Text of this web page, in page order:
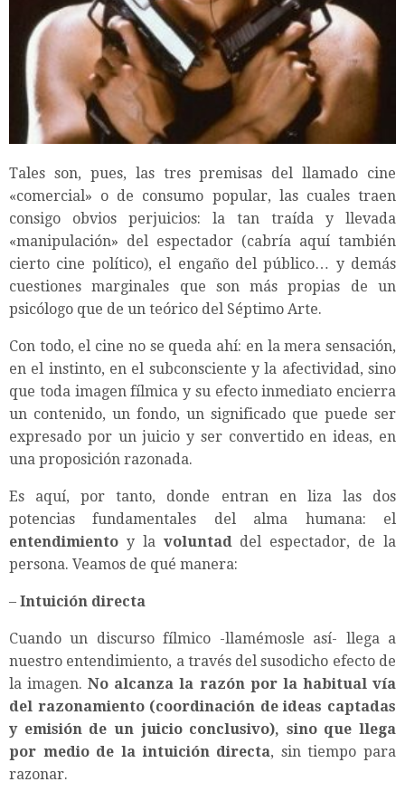
Tales son, pues, las tres premisas del llamado cine
«comercial» o de consumo popular, las cuales traen
consigo obvios perjuicios: la tan traída y llevada
«manipulación» del espectador (cabría aquí también
cierto cine político), el engaño del público… y demás
cuestiones marginales que son más propias de un
psicólogo que de un teórico del Séptimo Arte.
Con todo, el cine no se queda ahí: en la mera sensación,
en el instinto, en el subconsciente y la afectividad, sino
que toda imagen fílmica y su efecto inmediato encierra
un contenido, un fondo, un significado que puede ser
expresado por un juicio y ser convertido en ideas, en
una proposición razonada.
Es aquí, por tanto, donde entran en liza las dos
potencias fundamentales del alma humana: el
entendimiento y la voluntad del espectador, de la
persona. Veamos de qué manera:
– Intuición directa
Cuando un discurso fílmico -llamémosle así- llega a
nuestro entendimiento, a través del susodicho efecto de
la imagen.No alcanza la razón por la habitual vía
del razonamiento (coordinación de ideas captadas
y emisión de un juicio conclusivo), sino que llega
por medio de la intuición directa, sin tiempo para
razonar.